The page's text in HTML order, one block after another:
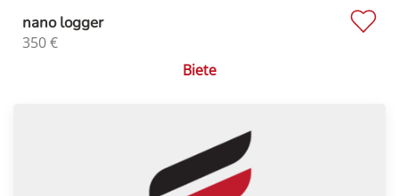
nano logger
350€
Biete